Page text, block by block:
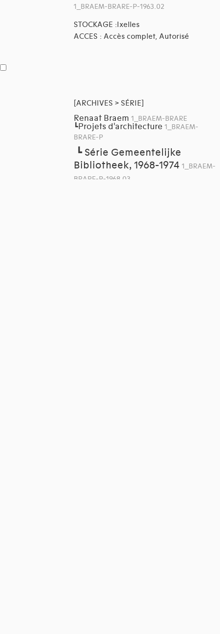
1_BRAEM-BRARE-P-1963.02
STOCKAGE :Ixelles
ACCES : Accès complet, Autorisé
[ARCHIVES > SÉRIE]
Renaat Braem 1_BRAEM-BRARE
┗Projets d'architecture 1_BRAEM-
BRARE-P
┗ Série Gemeentelijke
Bibliotheek, 1968-1974 1_BRAEM-
BRARE-P-1968.03